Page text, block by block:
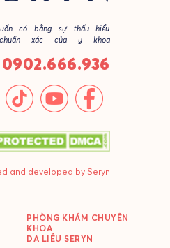
có bằng sự thấu hiểu
xác của y khoa
and developed by Seryn
PHÒNG KHÁM CHUYÊN
KHOA
DA LIỄU SERYN